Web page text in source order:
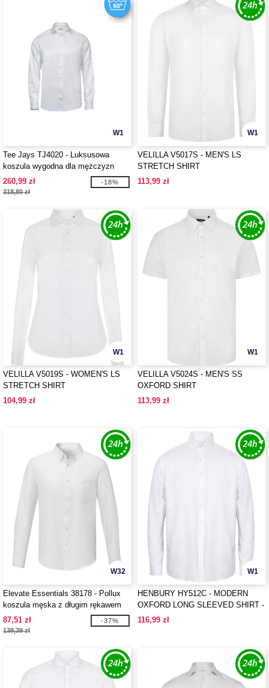
W1
Tee Jays TJ4020 - Luksusowa
koszula wygodna dla mężczyzn
260,99 zł
318,80 zł
-18%
W1
VELILLA V5017S - MEN'S LS
STRETCH SHIRT
113,99 zł
W1
VELILLA V5019S - WOMEN'S LS
STRETCH SHIRT
104,99 zł
W1
VELILLA V5024S - MEN'S SS
OXFORD SHIRT
113,99 zł
W32
Elevate Essentials 38178 - Pollux
koszula męska z długim rękawem
87,51 zł
139,39 zł
-37%
W1
HENBURY HY512C - MODERN
OXFORD LONG SLEEVED SHIRT -
CLASSIC FIT
116,99 zł